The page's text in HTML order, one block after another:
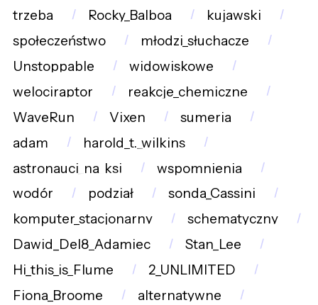
trzeba
Rocky_Balboa
kujawski
społeczeństwo
młodzi_słuchacze
Unstoppable
widowiskowe
welociraptor
reakcje_chemiczne
WaveRun
Vixen
sumeria
adam
harold_t._wilkins
astronauci_na_ksi
wspomnienia
wodór
podział
sonda_Cassini
komputer_stacjonarny
schematyczny
Dawid_Del8_Adamiec
Stan_Lee
Hi_this_is_Flume
2_UNLIMITED
Fiona_Broome
alternatywne